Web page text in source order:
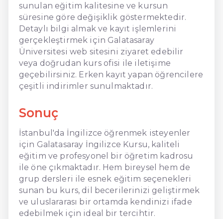
sunulan eğitim kalitesine ve kursun
süresine göre değişiklik göstermektedir.
Detaylı bilgi almak ve kayıt işlemlerini
gerçekleştirmek için Galatasaray
Üniversitesi web sitesini ziyaret edebilir
veya doğrudan kurs ofisi ile iletişime
geçebilirsiniz. Erken kayıt yapan öğrencilere
çeşitli indirimler sunulmaktadır.
Sonuç
İstanbul'da İngilizce öğrenmek isteyenler
için Galatasaray İngilizce Kursu, kaliteli
eğitim ve profesyonel bir öğretim kadrosu
ile öne çıkmaktadır. Hem bireysel hem de
grup dersleri ile esnek eğitim seçenekleri
sunan bu kurs, dil becerilerinizi geliştirmek
ve uluslararası bir ortamda kendinizi ifade
edebilmek için ideal bir tercihtir.